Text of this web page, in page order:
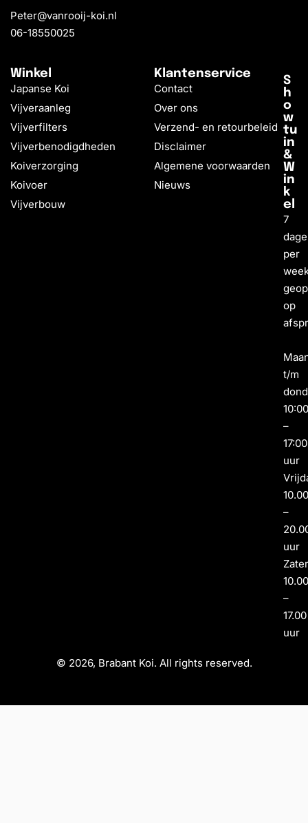
Peter@vanrooij-koi.nl
06-18550025
Winkel
Japanse Koi
Vijveraanleg
Vijverfilters
Vijverbenodigdheden
Koiverzorging
Koivoer
Vijverbouw
Klantenservice
Contact
Over ons
Verzend- en retourbeleid
Disclaimer
Algemene voorwaarden
Nieuws
S
h
o
w
tu
in
&
W
in
k
el
7
per
op
t/m
–
17:00
uur
–
uur
–
17.00
uur
© 2026, Brabant Koi. All rights reserved.